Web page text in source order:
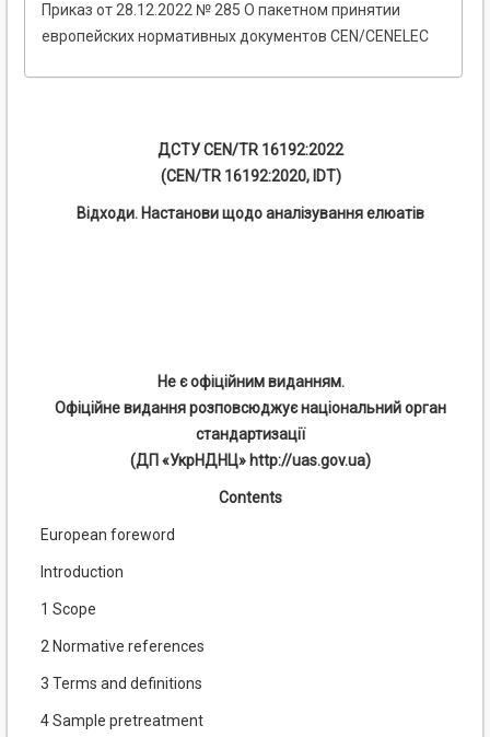
Приказ от 28.12.2022 № 285 О пакетном принятии
европейских нормативных документов CEN/CENELEC
ДСТУ CEN/TR 16192:2022
(CEN/TR 16192:2020, IDT)
Відходи. Настанови щодо аналізування елюатів
Не є офіційним виданням.
Офіційне видання розповсюджує національний орган
стандартизації
(ДП «УкрНДНЦ» http://uas.gov.ua)
Contents
European foreword
Introduction
1 Scope
2 Normative references
3 Terms and definitions
4 Sample pretreatment